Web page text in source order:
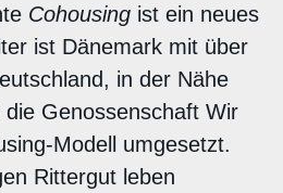
Cohousing ist ein neues
ist Dänemark mit über
in der Nähe
Genossenschaft Wir
Modell umgesetzt.
Rittergut leben